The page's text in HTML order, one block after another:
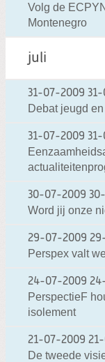
Volg de
Montenegro
juli
31-07-2009 31-
Debat jeugd
31-07-2009 31-
30-07-2009
Word jij onze
29-07-2009
Perspex valt
24-07-2009
PerspectieF
isolement
21-07-2009
De tweede